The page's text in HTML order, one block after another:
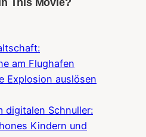
am Flughafen
Explosion auslösen
digitalen Schnuller:
Kindern und